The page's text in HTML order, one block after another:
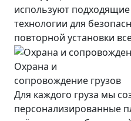
используют
технологии для
повторной установки
Охрана и
сопровождение грузов
Для каждого груза мы
персонализированные